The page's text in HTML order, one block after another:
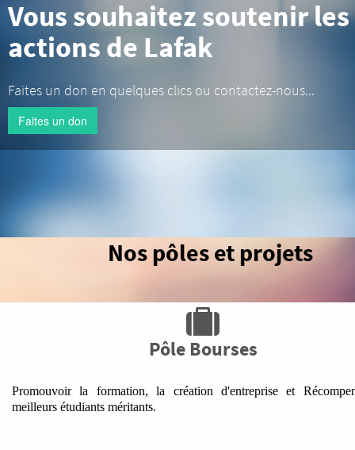
Vous souhaitez soutenir les
actions de Lafak
Faites un don en quelques clics ou contactez-nous...
Faites un don
Nos pôles et projets
Pôle Bourses
Promouvoir la formation, la création d'entreprise et
meilleurs étudiants méritants.